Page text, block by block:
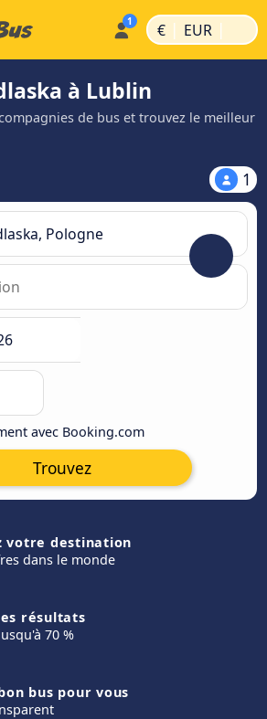
€ | EUR |
à Lublin
de bus et trouvez le meilleur
1
avec Booking.com
Trouvez
votre destination
dans le monde
résultats
70 %
bus pour vous